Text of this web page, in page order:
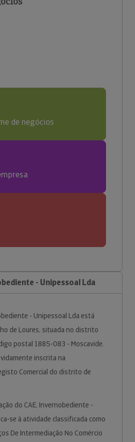
de negócios
- Unipessoal Lda
- Unipessoal Lda está
de Loures, situada no distrito
postal 1885-083 - Moscavide.
inscrita na
Comercial do distrito de
do CAE, Invernobediente -
se à atividade classificada como
De Intermediação No Comércio